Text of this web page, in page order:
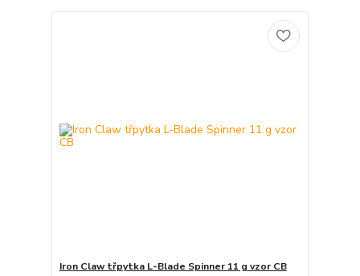
Iron Claw třpytka L-Blade Spinner 11 g vzor CB